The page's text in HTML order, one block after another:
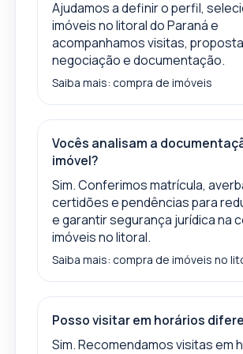
Ajudamos a definir o perfil,
imóveis no litoral do Paraná e
acompanhamos visitas,
negociação e documentação.
Saiba mais: compra de imóveis
Vocês analisam a
imóvel?
Sim. Conferimos matrícula,
certidões e pendências para
e garantir segurança jurídica na
imóveis no litoral.
Saiba mais: compra de imóveis no
Posso visitar em horários
Sim. Recomendamos visitas em